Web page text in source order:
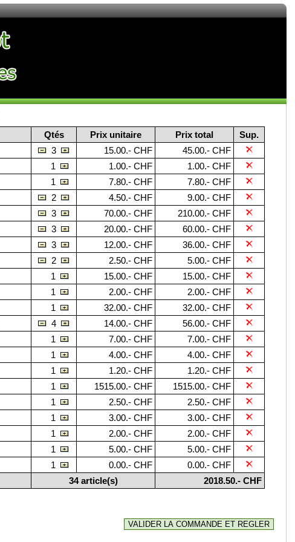
Qtés Prix unitaire Prix total
Sup.
3 15.00.- CHF
45.00.- CHF
1 1.00.- CHF
1.00.- CHF
1 7.80.- CHF
7.80.- CHF
2 4.50.- CHF
9.00.- CHF
3 70.00.- CHF
210.00.- CHF
3 20.00.- CHF
60.00.- CHF
3 12.00.- CHF
36.00.- CHF
2 2.50.- CHF
5.00.- CHF
1 15.00.- CHF
15.00.- CHF
1 2.00.- CHF
2.00.- CHF
1 32.00.- CHF
32.00.- CHF
4 14.00.- CHF
56.00.- CHF
1 7.00.- CHF
7.00.- CHF
1 4.00.- CHF
4.00.- CHF
1 1.20.- CHF
1.20.- CHF
1 1515.00.- CHF
1515.00.- CHF
1 2.50.- CHF
2.50.- CHF
1 3.00.- CHF
3.00.- CHF
1 2.00.- CHF
2.00.- CHF
1 5.00.- CHF
5.00.- CHF
1 0.00.- CHF
0.00.- CHF
34 article(s) 2018.50.- CHF